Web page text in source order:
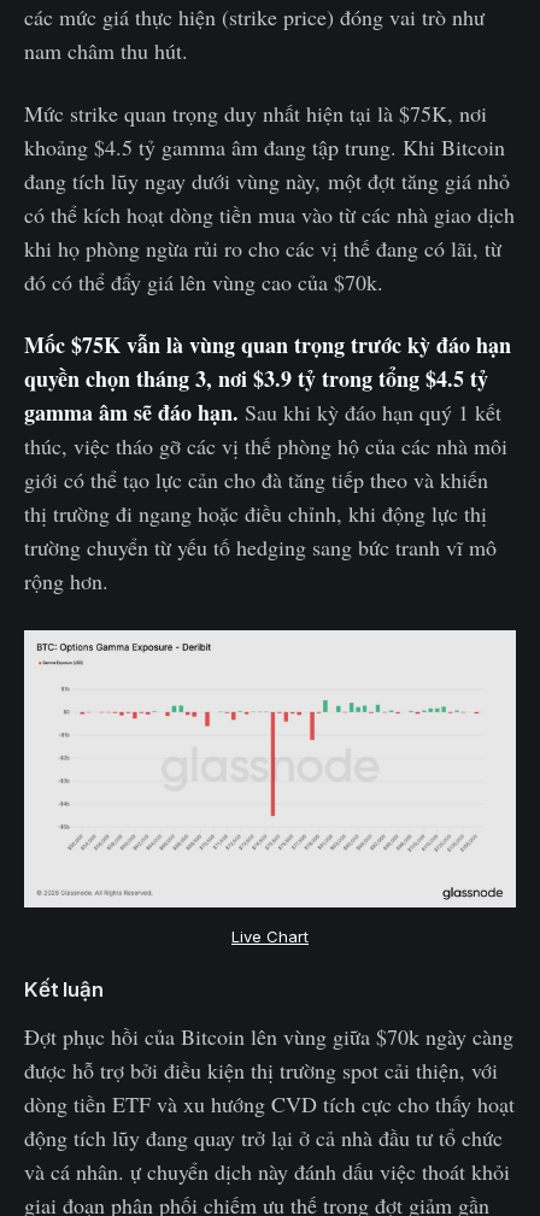
các mức giá thực hiện (strike price) đóng vai trò như
nam châm thu hút.
Mức strike quan trọng duy nhất hiện tại là $75K, nơi
khoảng $4.5 tỷ gamma âm đang tập trung. Khi Bitcoin
đang tích lũy ngay dưới vùng này, một đợt tăng giá nhỏ
có thể kích hoạt dòng tiền mua vào từ các nhà giao dịch
khi họ phòng ngừa rủi ro cho các vị thế đang có lãi, từ
đó có thể đẩy giá lên vùng cao của $70k.
Mốc $75K vẫn là vùng quan trọng trước kỳ đáo hạn
quyền chọn tháng 3, nơi $3.9 tỷ trong tổng $4.5 tỷ
gamma âm sẽ đáo hạn. Sau khi kỳ đáo hạn quý 1 kết
thúc, việc tháo gỡ các vị thế phòng hộ của các nhà môi
giới có thể tạo lực cản cho đà tăng tiếp theo và khiến
thị trường đi ngang hoặc điều chỉnh, khi động lực thị
trường chuyển từ yếu tố hedging sang bức tranh vĩ mô
rộng hơn.
Live Chart
Kết luận
Đợt phục hồi của Bitcoin lên vùng giữa $70k ngày càng
được hỗ trợ bởi điều kiện thị trường spot cải thiện, với
dòng tiền ETF và xu hướng CVD tích cực cho thấy hoạt
động tích lũy đang quay trở lại ở cả nhà đầu tư tổ chức
và cá nhân. ự chuyển dịch này đánh dấu việc thoát khỏi
giai đoạn phân phối chiếm ưu thế trong đợt giảm gần